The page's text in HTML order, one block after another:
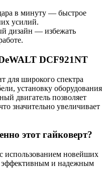
в минуту — быстрое
усилий.
дизайн — избежать
DCF921NT
для широкого спектра
установку оборудования
двигатель позволяет
значительно увеличивает
этот гайковерт?
использованием новейших
эффективным и надежным